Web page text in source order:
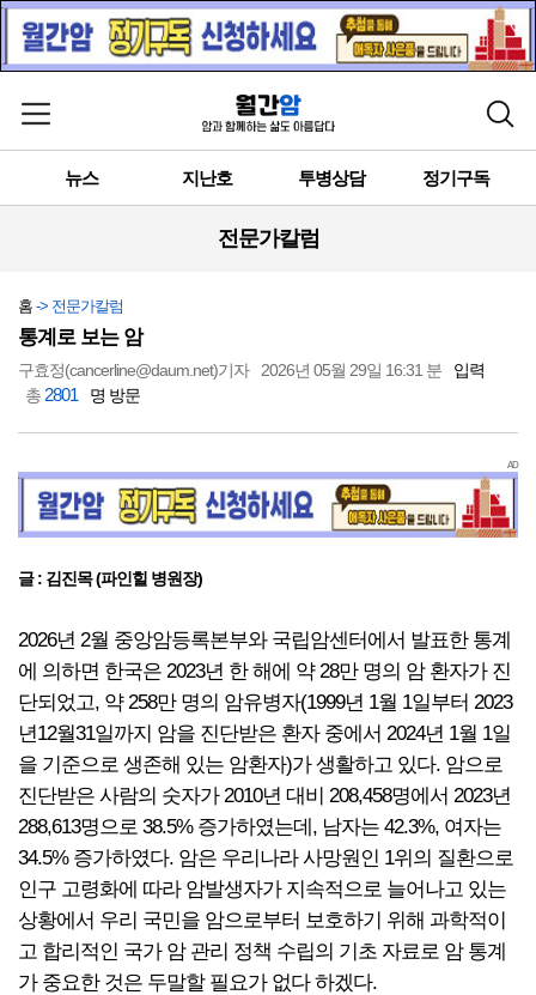
메뉴 열기 검색
뉴스 지난호 투병상담 정기구독
전문가칼럼
홈 -> 전문가칼럼
통계로 보는 암
구효정(cancerline@daum.net)기자 2026년 05월 29일 16:31 분
입력
총 2801 명 방문
AD
글 : 김진목 (파인힐 병원장)
2026년 2월 중앙암등록본부와 국립암센터에서 발표한 통계
에 의하면 한국은 2023년 한 해에 약 28만 명의 암 환자가 진
단되었고, 약 258만 명의 암유병자(1999년 1월 1일부터 2023
년12월31일까지 암을 진단받은 환자 중에서 2024년 1월 1일
을 기준으로 생존해 있는 암환자)가 생활하고 있다. 암으로
진단받은 사람의 숫자가 2010년 대비 208,458명에서 2023년
288,613명으로 38.5% 증가하였는데, 남자는 42.3%, 여자는
34.5% 증가하였다. 암은 우리나라 사망원인 1위의 질환으로
인구 고령화에 따라 암발생자가 지속적으로 늘어나고 있는
상황에서 우리 국민을 암으로부터 보호하기 위해 과학적이
고 합리적인 국가 암 관리 정책 수립의 기초 자료로 암 통계
가 중요한 것은 두말할 필요가 없다 하겠다.